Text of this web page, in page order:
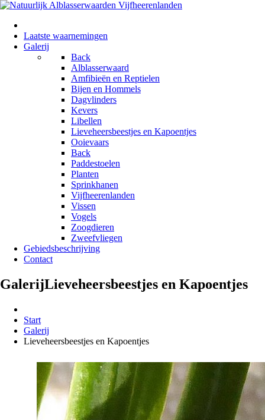
Laatste waarnemingen
Galerij
Back
Alblasserwaard
Amfibieën en Reptielen
Bijen en Hommels
Dagvlinders
Kevers
Libellen
Lieveheersbeestjes en Kapoentjes
Ooievaars
Back
Paddestoelen
Planten
Sprinkhanen
Vijfheerenlanden
Vissen
Vogels
Zoogdieren
Zweefvliegen
Gebiedsbeschrijving
Contact
GalerijLieveheersbeestjes en Kapoentjes
Start
Galerij
Lieveheersbeestjes en Kapoentjes